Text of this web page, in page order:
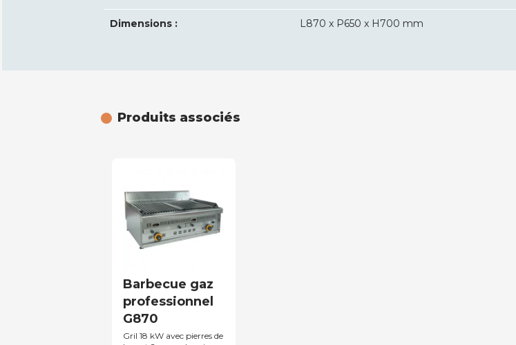
Dimensions : L870 x P650 x H700 mm
Produits associés
Barbecue gaz
professionnel
G870
Gril 18 kW avec pierres de